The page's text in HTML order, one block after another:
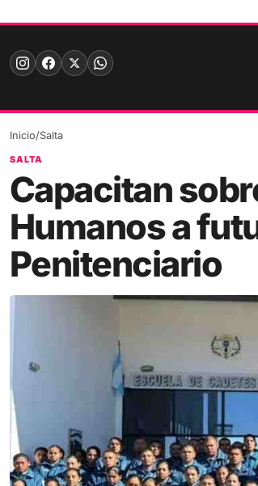
to
SALTA
Capacitan
Humanos a
Penitenciario